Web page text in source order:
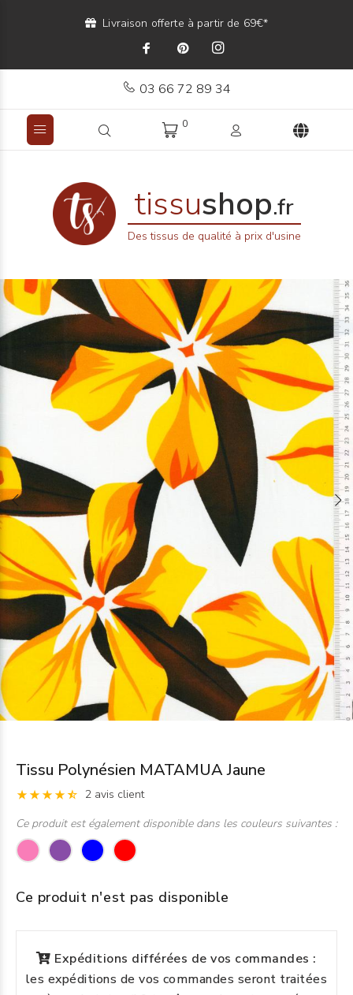
Livraison offerte à partir de 69€*
03 66 72 89 34
0
tissushop.fr
Des tissus de qualité à prix d'usine
Tissu Polynésien MATAMUA Jaune
2 avis client
Ce produit est également disponible dans les couleurs suivantes :
Ce produit n'est pas disponible
Expéditions différées de vos commandes :
les expéditions de vos commandes seront traitées